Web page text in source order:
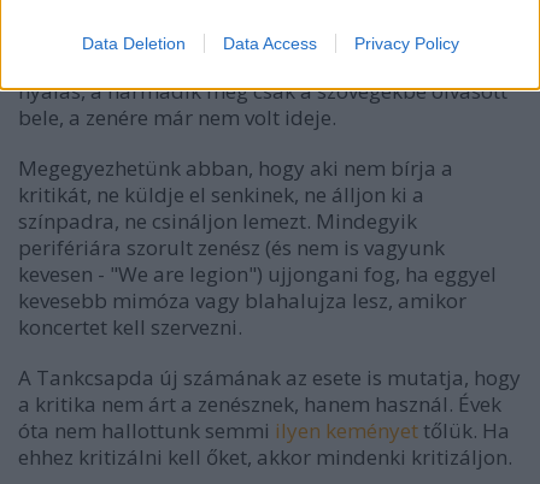
Data Deletion Data Access Privacy Policy
elég... Aki már olvasott egy lemezéről 4-5 kritikát, az
nyálas, a harmadik meg csak a szövegekbe olvasott
bele, a zenére már nem volt ideje.
Megegyezhetünk abban, hogy aki nem bírja a
kritikát, ne küldje el senkinek, ne álljon ki a
színpadra, ne csináljon lemezt. Mindegyik
perifériára szorult zenész (és nem is vagyunk
kevesen - "We are legion") ujjongani fog, ha eggyel
kevesebb mimóza vagy blahalujza lesz, amikor
koncertet kell szervezni.
A Tankcsapda új számának az esete is mutatja, hogy
a kritika nem árt a zenésznek, hanem használ. Évek
óta nem hallottunk semmi ilyen keményet tőlük. Ha
ehhez kritizálni kell őket, akkor mindenki kritizáljon.